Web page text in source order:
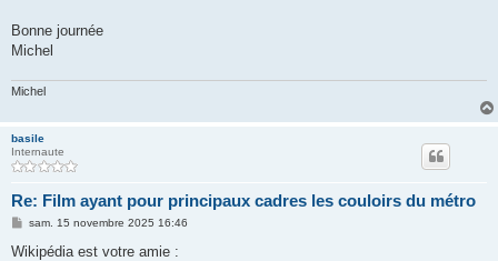
Bonne journée
Michel
Michel
basile
Internaute
Re: Film ayant pour principaux cadres les couloirs du métro
M
s
sam. 15 novembre 2025 16:46
Wikipédia est votre amie :